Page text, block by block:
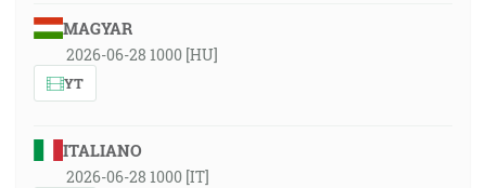
MAGYAR
2026-06-28 1000 [HU]
YT
ITALIANO
2026-06-28 1000 [IT]